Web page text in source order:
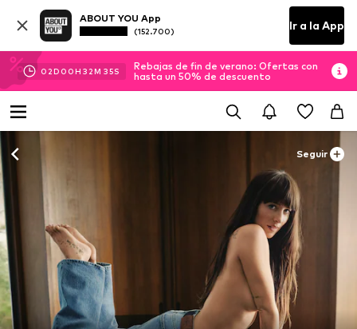
ABOUT YOU App
(152.700) Ir a la App
02D 00H 32M 31S
Rebajas de fin de verano: Ofertas con
hasta un 50% de descuento
Seguir